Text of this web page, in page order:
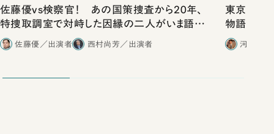
佐藤優vs検察官！ あの国策捜査から20年、
特捜取調室で対峙した因縁の二人がいま語り
合ったこと
佐藤優／出演者 西村尚芳／出演者
東京は都
物語」に
河野有